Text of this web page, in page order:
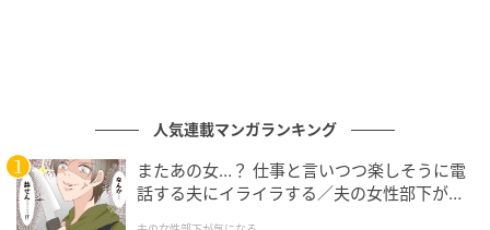
【ユニクロ】「エアリズムコットンTワンピース」
¥2,990（税込）
人気連載マンガランキング
またあの女…？ 仕事と言いつつ楽しそうに電
話する夫にイライラする／夫の女性部下が気